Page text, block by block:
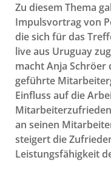
Zu diesem Thema
Impulsvortrag von
die sich für das
live aus Uruguay
macht Anja Schröer
geführte
Einfluss auf die
an seinen
steigert die
Leistungsfähigkeit